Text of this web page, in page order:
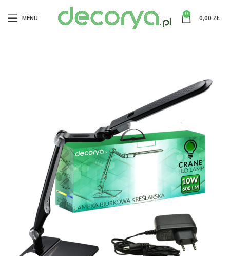
MENU
0
0,00 ZŁ